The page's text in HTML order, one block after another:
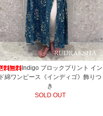
Indigo ブロックプリント イン
ド綿ワンピース《インディゴ》飾りつ
き
SOLD OUT